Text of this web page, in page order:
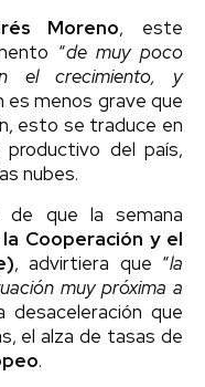
Moreno, este
“de muy poco
el crecimiento, y
es menos grave que
esto se traduce en
del país,
nubes.
que la semana
Cooperación y el
, advirtiera que “la
muy próxima a
desaceleración que
el alza de tasas de
.